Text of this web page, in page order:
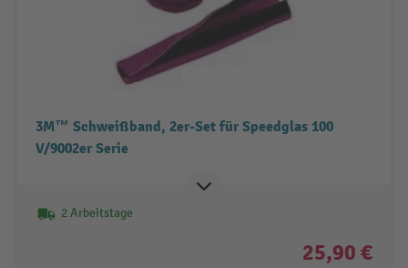
3M™ Schweißband, 2er-Set für Speedglas 100
V/9002er Serie
2 Arbeitstage
25,90 €